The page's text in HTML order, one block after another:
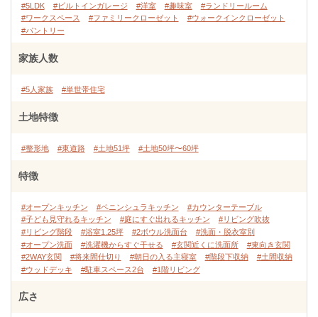
#5LDK #ビルトインガレージ #洋室 #趣味室
#ランドリールーム
#ワークスペース
#ファミリークローゼット
#ウォークインクローゼット
#パントリー
家族人数
#5人家族 #単世帯住宅
土地特徴
#整形地 #東道路 #土地51坪 #土地50坪〜60坪
特徴
#オープンキッチン #ペニンシュラキッチン
#カウンターテーブル
#子ども見守れるキッチン
#庭にすぐ出れるキッチン
#リビング吹抜
#リビング階段
#浴室1.25坪 #2ボウル洗面台
#洗面・脱衣室別
#オープン洗面
#洗濯機からすぐ干せる #玄関近くに洗面所
#東向き玄関
#2WAY玄関
#将来間仕切り #朝日の入る主寝室 #階段下収納
#土間収納
#ウッドデッキ
#駐車スペース2台 #1階リビング
広さ